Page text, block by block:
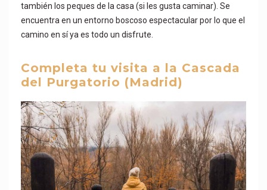
también los peques de la casa (si les gusta caminar). Se
encuentra en un entorno boscoso espectacular por lo que el
camino en sí ya es todo un disfrute.
Completa tu visita a la Cascada
del Purgatorio (Madrid)